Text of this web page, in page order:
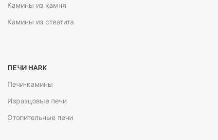
Камины из камня
Камины из стеатита
ПЕЧИ HARK
Печи-камины
Изразцовые печи
Отопительные печи